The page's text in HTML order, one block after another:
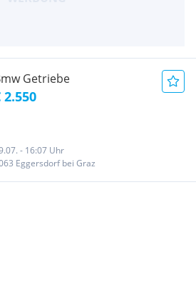
Getriebe
2.550
- 16:07 Uhr
Eggersdorf bei Graz